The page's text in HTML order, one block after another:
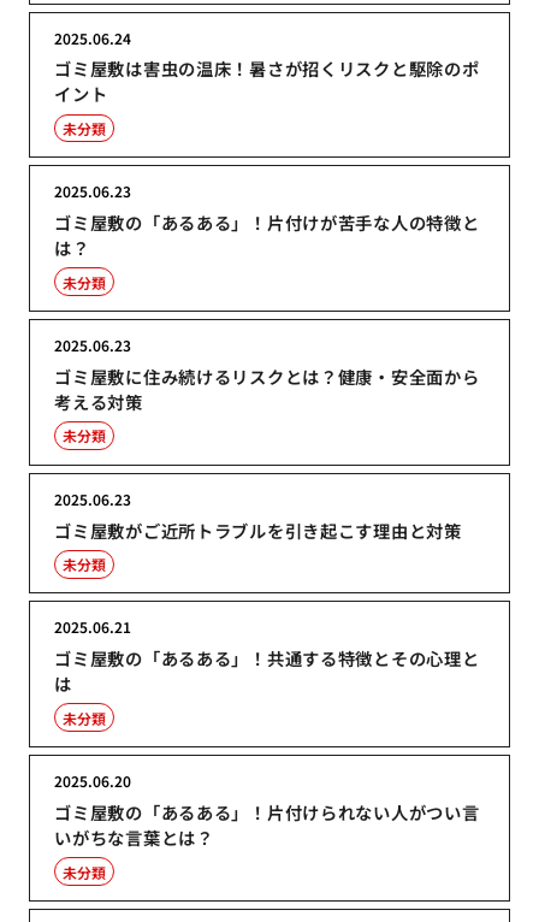
ゴミ屋敷は害虫の温床！暑さが招くリスクと駆除のポ
イント
2025.06.24
未分類
ゴミ屋敷の「あるある」！片付けが苦手な人の特徴と
は？
2025.06.23
未分類
ゴミ屋敷に住み続けるリスクとは？健康・安全面から
考える対策
2025.06.23
未分類
ゴミ屋敷がご近所トラブルを引き起こす理由と対策
2025.06.23
未分類
ゴミ屋敷の「あるある」！共通する特徴とその心理と
は
2025.06.21
未分類
ゴミ屋敷の「あるある」！片付けられない人がつい言
いがちな言葉とは？
2025.06.20
未分類